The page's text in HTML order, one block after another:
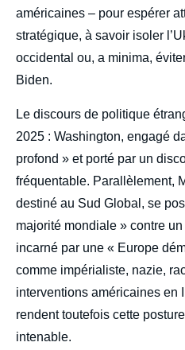
américaines – pour espérer
stratégique, à savoir isoler
occidental ou, a minima,
Biden.
Le discours de politique
2025 : Washington, engagé
profond » et porté par un
fréquentable. Parallèlement,
destiné au Sud Global, se
majorité mondiale » contre
incarné par une « Europe
comme impérialiste, nazie,
interventions américaines en
rendent toutefois cette
intenable.